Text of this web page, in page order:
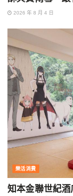
2026 年 8 月 4 日
樂活消費
知本金聯世紀